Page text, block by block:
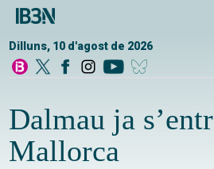
Dilluns, 10 d'agost de 2026
Dalmau ja
Mallorca